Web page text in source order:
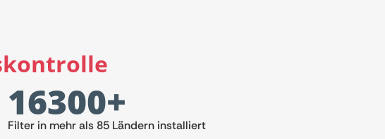
Filter in mehr als 85 Ländern installiert
16300+